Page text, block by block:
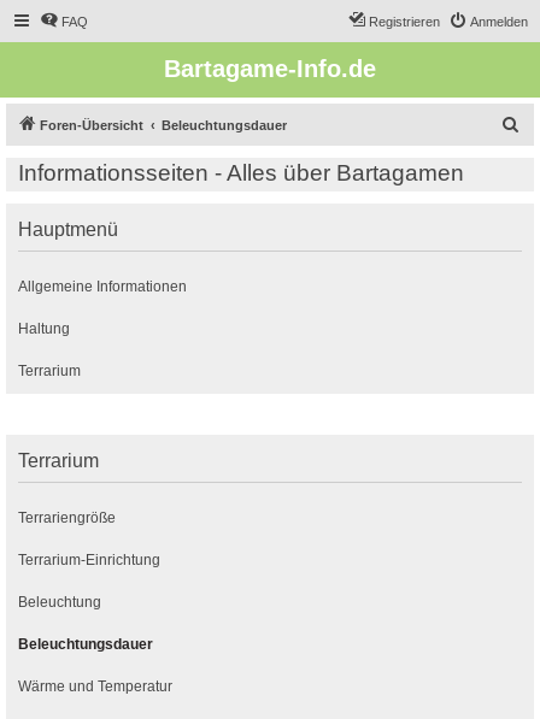
FAQ Anmelden
Registrieren
Bartagame-Info.de
Foren-Übersicht Beleuchtungsdauer
Informationsseiten - Alles über Bartagamen
Hauptmenü
Allgemeine Informationen
Haltung
Terrarium
Terrarium
Terrariengröße
Terrarium-Einrichtung
Beleuchtung
Beleuchtungsdauer
Wärme und Temperatur